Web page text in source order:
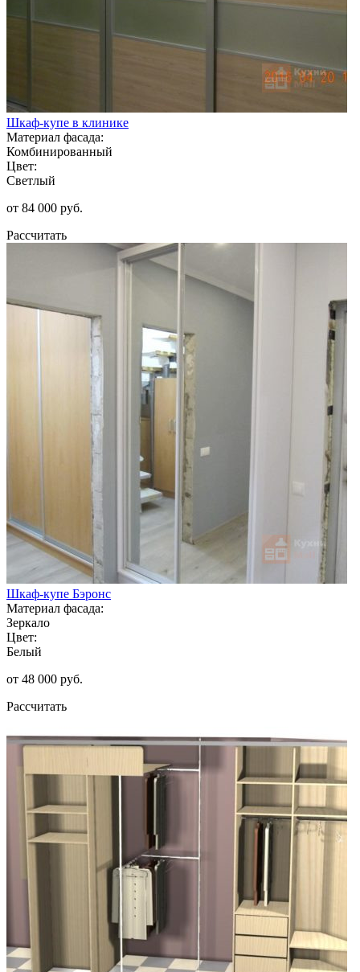
Шкаф-купе в клинике
Материал фасада:
Комбинированный
Цвет:
Светлый
от 84 000 руб.
Рассчитать
Шкаф-купе Бэронс
Материал фасада:
Зеркало
Цвет:
Белый
от 48 000 руб.
Рассчитать